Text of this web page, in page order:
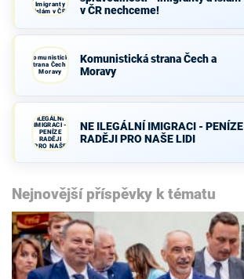
- Imigranty a
islám v ČR
nechceme!
v ČR nechceme!
Komunistická
strana Čech a
Moravy
Komunistická strana Čech a
Moravy
ILEGÁLNÍ
IMIGRACI -
PENÍZE
RADĚJI
PRO NAŠE
LIDI
NE ILEGÁLNÍ IMIGRACI - PENÍZE
RADĚJI PRO NAŠE LIDI
Nejnovější příspěvky k tématu